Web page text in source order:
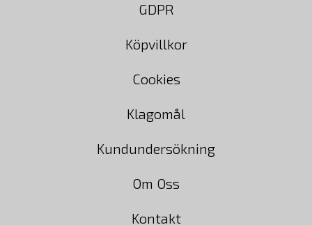
GDPR
Köpvillkor
Cookies
Klagomål
Kundundersökning
Om Oss
Kontakt